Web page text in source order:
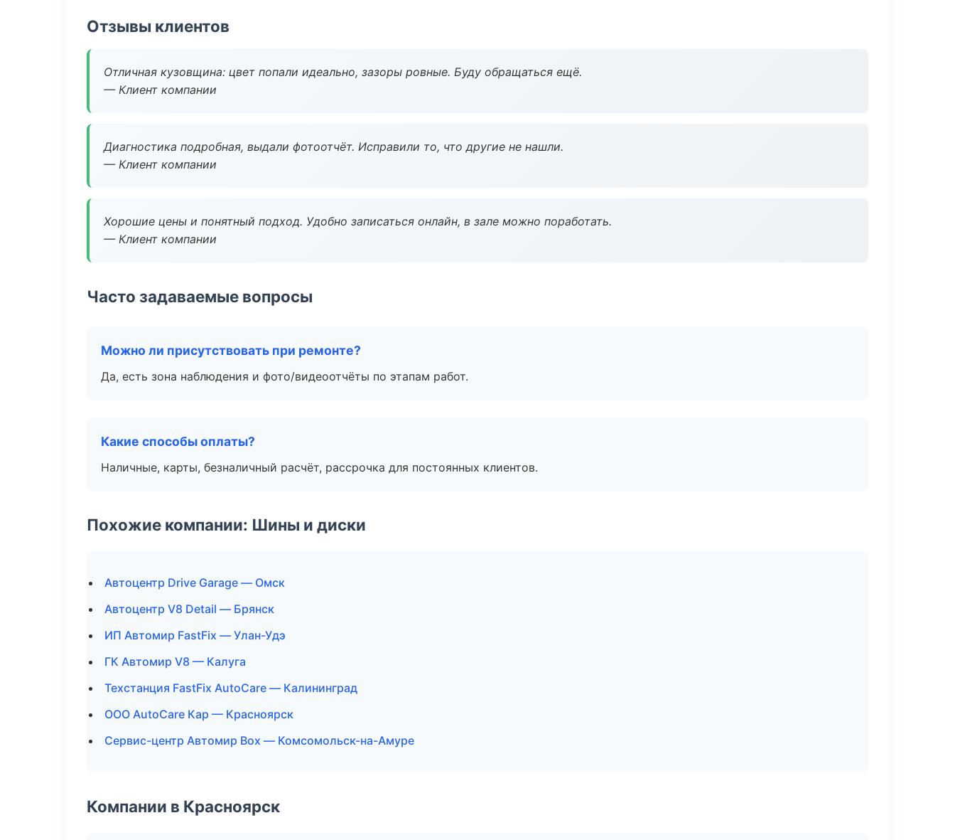
Отзывы клиентов
Отличная кузовщина: цвет попали идеально, зазоры ровные. Буду обращаться ещё.
— Клиент компании
Диагностика подробная, выдали фотоотчёт. Исправили то, что другие не нашли.
— Клиент компании
Хорошие цены и понятный подход. Удобно записаться онлайн, в зале можно поработать.
— Клиент компании
Часто задаваемые вопросы
Можно ли присутствовать при ремонте?
Да, есть зона наблюдения и фото/видеоотчёты по этапам работ.
Какие способы оплаты?
Наличные, карты, безналичный расчёт, рассрочка для постоянных клиентов.
Похожие компании: Шины и диски
Автоцентр Drive Garage — Омск
Автоцентр V8 Detail — Брянск
ИП Автомир FastFix — Улан-Удэ
ГК Автомир V8 — Калуга
Техстанция FastFix AutoCare — Калининград
ООО AutoCare Кар — Красноярск
Сервис-центр Автомир Box — Комсомольск-на-Амуре
Компании в Красноярск